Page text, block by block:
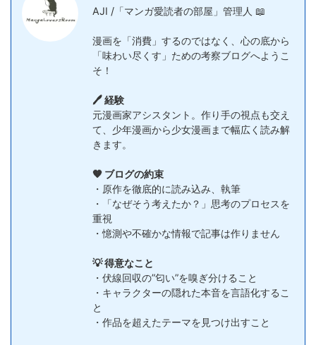
AJI /「マンガ愛読者の部屋」管理人 📖
漫画を「消費」するのではなく、心の底から
「味わい尽くす」ための考察ブログへようこ
そ！
🖊️ 経験
元漫画家アシスタント。作り手の視点も交え
て、少年漫画から少女漫画まで幅広く読み解
きます。
🧡 ブログの約束
・原作を徹底的に読み込み、執筆
・「なぜそう考えたか？」思考のプロセスを
重視
・憶測や不確かな情報で記事は作りません
💡 得意なこと
・伏線回収の”匂い”を嗅ぎ分けること
・キャラクターの隠れた本音を言語化するこ
と
・作品を超えたテーマを見つけ出すこと